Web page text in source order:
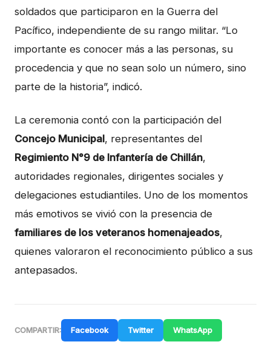
soldados que participaron en la Guerra del
Pacífico, independiente de su rango militar. “Lo
importante es conocer más a las personas, su
procedencia y que no sean solo un número, sino
parte de la historia”, indicó.
La ceremonia contó con la participación del
Concejo Municipal, representantes del
Regimiento N°9 de Infantería de Chillán,
autoridades regionales, dirigentes sociales y
delegaciones estudiantiles. Uno de los momentos
más emotivos se vivió con la presencia de
familiares de los veteranos homenajeados,
quienes valoraron el reconocimiento público a sus
antepasados.
COMPARTIR: Facebook Twitter WhatsApp